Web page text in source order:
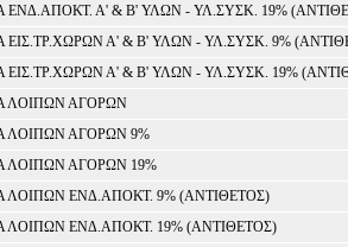
ΕΝΔ.ΑΠΟΚΤ. Α' & Β' ΥΛΩΝ - ΥΛ.ΣΥΣΚ. 19%
ΕΙΣ.ΤΡ.ΧΩΡΩΝ Α' & Β' ΥΛΩΝ - ΥΛ.ΣΥΣΚ. 9%
ΕΙΣ.ΤΡ.ΧΩΡΩΝ Α' & Β' ΥΛΩΝ - ΥΛ.ΣΥΣΚ. 19%
ΛΟΙΠΩΝ ΑΓΟΡΩΝ
ΛΟΙΠΩΝ ΑΓΟΡΩΝ 9%
ΛΟΙΠΩΝ ΑΓΟΡΩΝ 19%
ΛΟΙΠΩΝ ΕΝΔ.ΑΠΟΚΤ. 9% (ΑΝΤΙΘΕΤΟΣ)
ΛΟΙΠΩΝ ΕΝΔ.ΑΠΟΚΤ. 19% (ΑΝΤΙΘΕΤΟΣ)